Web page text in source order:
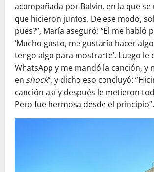
acompañada por Balvin, en la que
que hicieron juntos. De ese modo,
pues?”, María aseguró: “Él me habló
‘Mucho gusto, me gustaría hacer
tengo algo para mostrarte’. Luego le
WhatsApp y me mandó la canción, y
en shock”, y dicho eso concluyó:
canción así y después le metieron
Pero fue hermosa desde el principio”.